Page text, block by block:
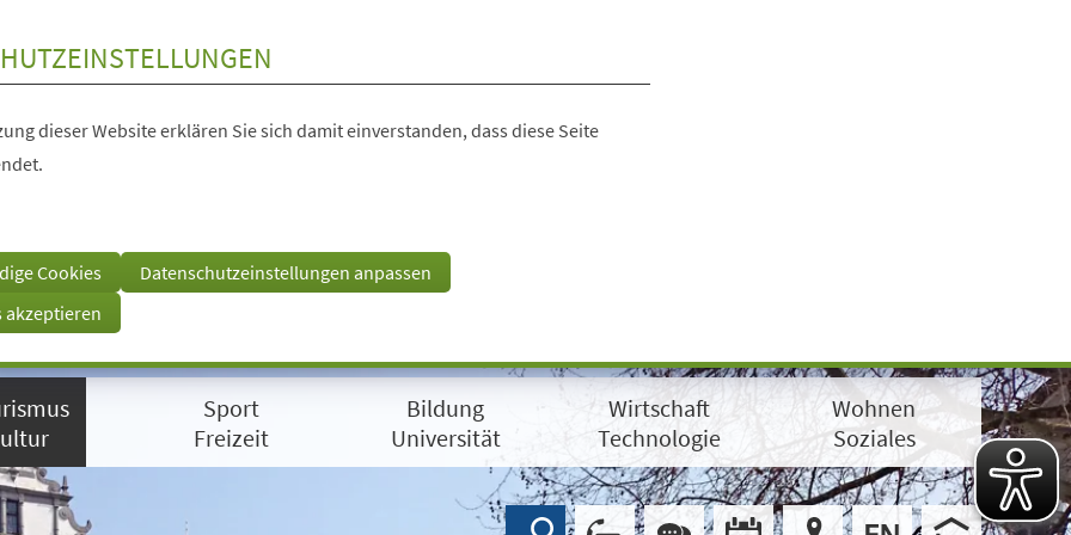
dieser Website erklären Sie sich damit einverstanden, dass diese Seite
Cookies
Datenschutzeinstellungen anpassen
akzeptieren
Sport
Freizeit
Bildung
Universität
Wirtschaft
Technologie
Wohnen
Soziales